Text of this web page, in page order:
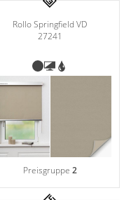
Rollo Springfield VD
27241
Preisgruppe 2